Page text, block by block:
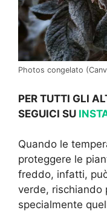
Photos congelato
PER TUTTI GLI
SEGUICI SU
Quando le
proteggere le
freddo, infatti,
verde, rischiando
specialmente